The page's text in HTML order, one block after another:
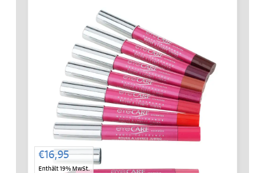
€16,95
Enthält 19% MwSt.